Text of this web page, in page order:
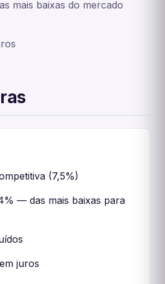
mais baixas do mercado
(7,5%)
— das mais baixas para
juros